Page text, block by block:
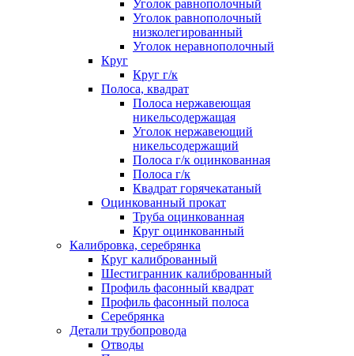
Уголок равнополочный
Уголок равнополочный
низколегированный
Уголок неравнополочный
Круг
Круг г/к
Полоса, квадрат
Полоса нержавеющая
никельсодержащая
Уголок нержавеющий
никельсодержащий
Полоса г/к оцинкованная
Полоса г/к
Квадрат горячекатаный
Оцинкованный прокат
Труба оцинкованная
Круг оцинкованный
Калибровка, серебрянка
Круг калиброванный
Шестигранник калиброванный
Профиль фасонный квадрат
Профиль фасонный полоса
Серебрянка
Детали трубопровода
Отводы